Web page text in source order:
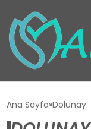
Ana Sayfa Dolunay’